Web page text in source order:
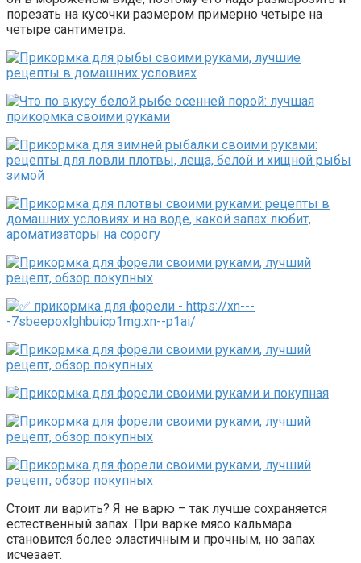
поре­зать на кусочки размером примерно че­тыре на
четыре сантиметра.
Стоит ли ва­рить? Я не варю – так лучше сохраняет­ся
естественный запах. При варке мясо кальмара
становится более эластичным и прочным, но запах
исчезает.